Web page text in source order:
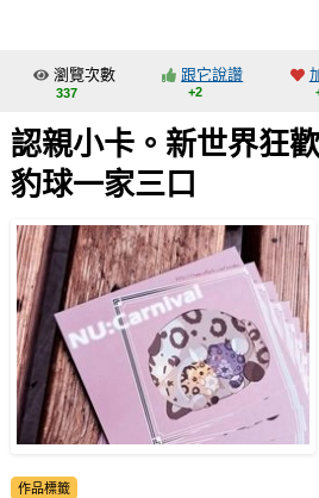
交流中心
攤位轉讓區
會員功能選單
註冊會員
登入
瀏覽次數
337
跟它說讚
+2
認親小卡。新世界狂
豹球一家三口
作品標籤